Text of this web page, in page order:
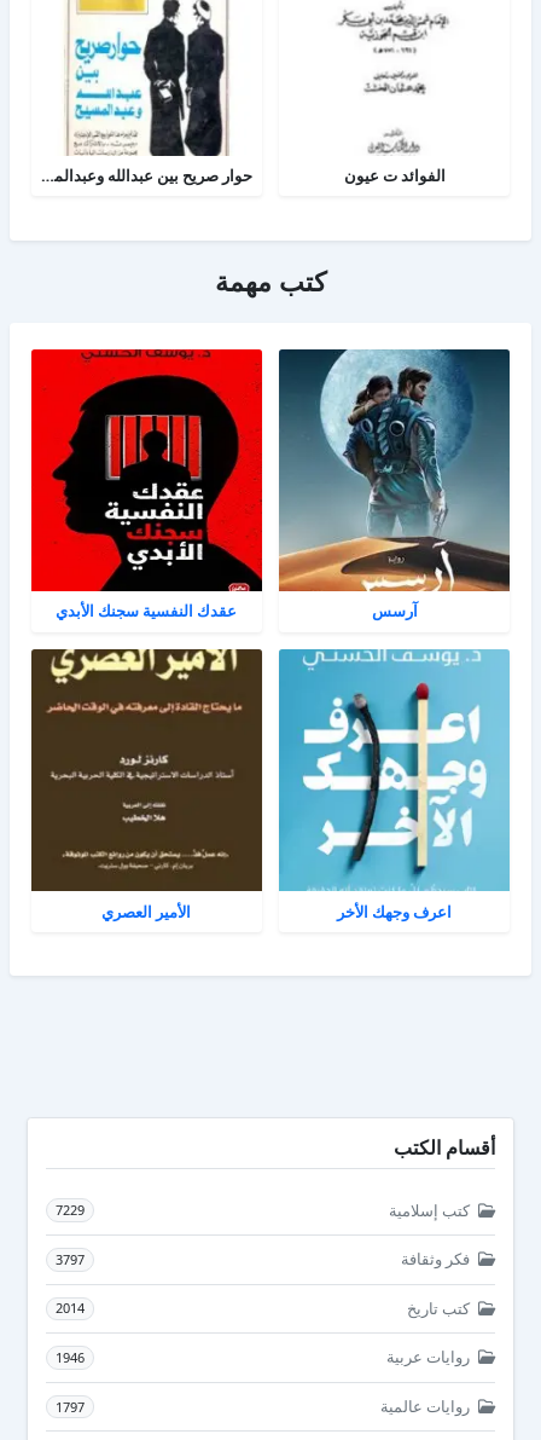
الفوائد ت عيون حوار صريح بين عبدالله وعبدالمسيح
كتب مهمة
آرسس عقدك النفسية سجنك الأبدي
اعرف وجهك الأخر الأمير العصري
أقسام الكتب
كتب إسلامية 7229
فكر وثقافة 3797
كتب تاريخ 2014
روايات عربية 1946
روايات عالمية 1797